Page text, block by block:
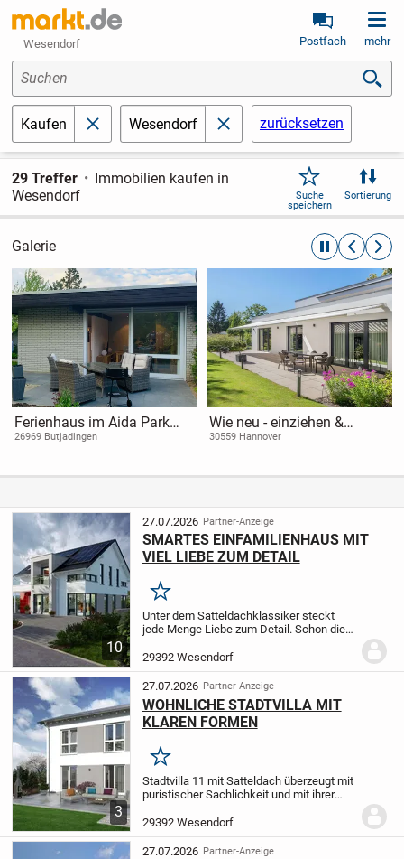
Wesendorf Postfach mehr
Suchen
Kaufen schließenWesendorf schließenzurücksetzen
29 Treffer
Immobilien kaufen in
Wesendorf
Suche
speichern
Sortierung
Galerie automatische
Ferienhaus im Aida Park
Tossens
26969 Butjadingen
Wie neu - einziehen &
wohlfühlen
30559 Hannover
10
27.07.2026 Partner-Anzeige
SMARTES EINFAMILIENHAUS MIT
VIEL LIEBE ZUM DETAIL
Merken
Unter dem Satteldachklassiker steckt
jede Menge Liebe zum Detail. Schon die
Zwerchhaus, die Farbakzente und der
gelungene Materialmix aus Putz und
Glasverkleidung...
29392 Wesendorf
3
27.07.2026 Partner-Anzeige
WOHNLICHE STADTVILLA MIT
KLAREN FORMEN
Merken
Stadtvilla 11 mit Satteldach überzeugt mit
puristischer Sachlichkeit und mit ihrer
beim quadratischen Grundriss, setzt sich
durch die klaren Linien in der...
29392 Wesendorf
27.07.2026 Partner-Anzeige